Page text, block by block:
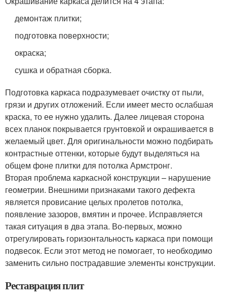
демонтаж плитки;
подготовка поверхности;
окраска;
сушка и обратная сборка.
Подготовка каркаса подразумевает очистку от пыли,
грязи и других отложений. Если имеет место ослабшая
краска, то ее нужно удалить. Далее лицевая сторона
всех планок покрывается грунтовкой и окрашивается в
желаемый цвет. Для оригинальности можно подбирать
контрастные оттенки, которые будут выделяться на
общем фоне плитки для потолка Армстронг.
Вторая проблема каркасной конструкции – нарушение
геометрии. Внешними признаками такого дефекта
является провисание целых пролетов потолка,
появление зазоров, вмятин и прочее. Исправляется
такая ситуация в два этапа. Во-первых, можно
отрегулировать горизонтальность каркаса при помощи
подвесок. Если этот метод не помогает, то необходимо
заменить сильно пострадавшие элементы конструкции.
Реставрация плит